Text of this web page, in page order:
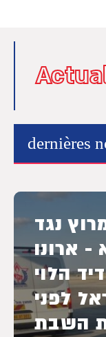
dernières
נגד
- ארונו
הלוי
לפני
השבת